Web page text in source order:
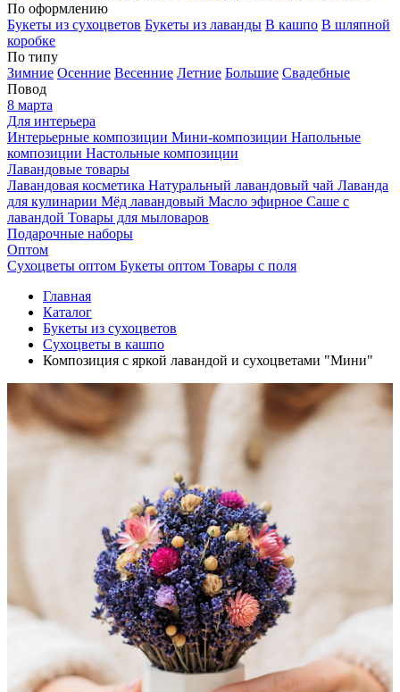
По оформлению
Букеты из сухоцветов Букеты из лаванды В кашпо В шляпной
коробке
По типу
Зимние Осенние Весенние Летние Большие Свадебные
Повод
8 марта
Для интерьера
Интерьерные композиции Мини-композиции Напольные
композиции Настольные композиции
Лавандовые товары
Лавандовая косметика Натуральный лавандовый чай Лаванда
для кулинарии Мёд лавандовый Масло эфирное Саше с
лавандой Товары для мыловаров
Подарочные наборы
Оптом
Сухоцветы оптом Букеты оптом Товары с поля
Главная
Каталог
Букеты из сухоцветов
Сухоцветы в кашпо
Композиция с яркой лавандой и сухоцветами "Мини"